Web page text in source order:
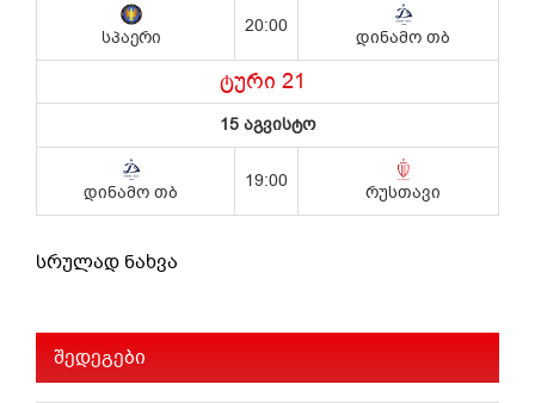
სრულად ნახვა
შედეგები